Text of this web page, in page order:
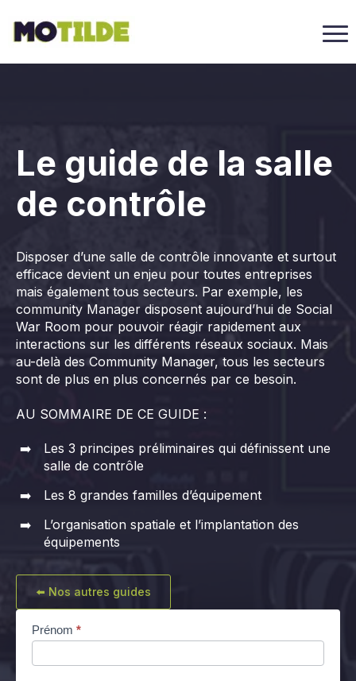
Le guide de la salle
de contrôle
Disposer d’une salle de contrôle innovante et surtout
efficace devient un enjeu pour toutes entreprises
mais également tous secteurs. Par exemple, les
community Manager disposent aujourd’hui de Social
War Room pour pouvoir réagir rapidement aux
interactions sur les différents réseaux sociaux. Mais
au-delà des Community Manager, tous les secteurs
sont de plus en plus concernés par ce besoin.
AU SOMMAIRE DE CE GUIDE :
Les 3 principes préliminaires qui définissent une
salle de contrôle
Les 8 grandes familles d’équipement
L’organisation spatiale et l’implantation des
équipements
⬅️ Nos autres guides
[LP]
Livre
Prénom *